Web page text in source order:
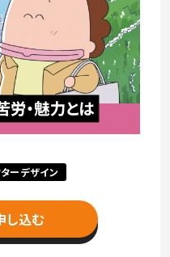
ーデザイン
し込む